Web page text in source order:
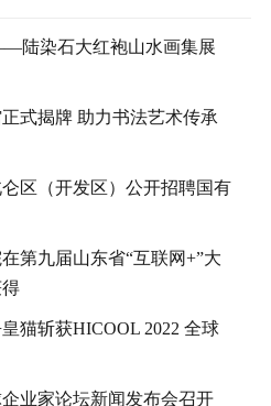
陆染石大红袍山水画集展
式揭牌 助力书法艺术传承
区（开发区）公开招聘国有
第九届山东省“互联网+”大
猫斩获HICOOL 2022 全球
业家论坛新闻发布会召开